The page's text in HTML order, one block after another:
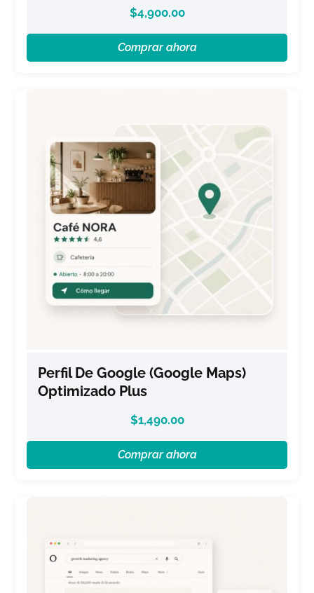
$4,900.00
Comprar ahora
Perfil De Google (Google Maps)
Optimizado Plus
$1,490.00
Comprar ahora